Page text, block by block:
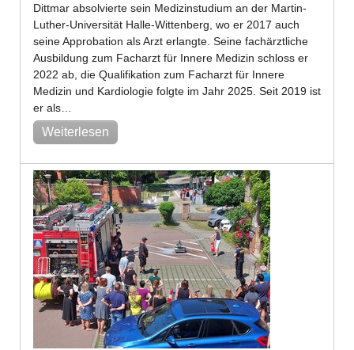
Dittmar absolvierte sein Medizinstudium an der Martin-
Luther-Universität Halle-Wittenberg, wo er 2017 auch
seine Approbation als Arzt erlangte. Seine fachärztliche
Ausbildung zum Facharzt für Innere Medizin schloss er
2022 ab, die Qualifikation zum Facharzt für Innere
Medizin und Kardiologie folgte im Jahr 2025. Seit 2019 ist
er als…
Weiterlesen